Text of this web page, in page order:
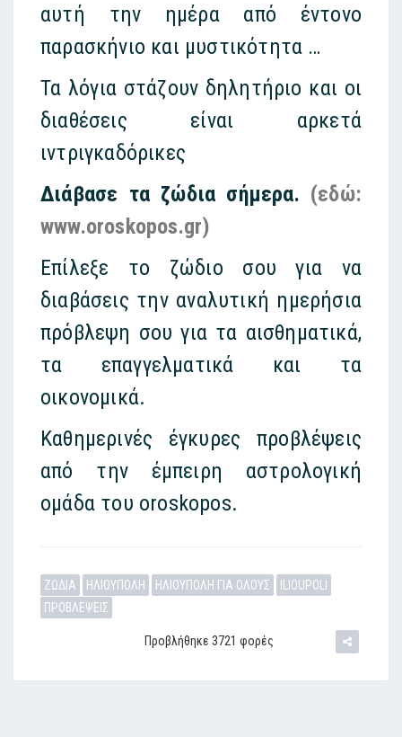
αυτή την ημέρα από έντονο
παρασκήνιο και μυστικότητα …
Τα λόγια στάζουν δηλητήριο και οι
διαθέσεις είναι αρκετά
ιντριγκαδόρικες
Διάβασε τα ζώδια σήμερα. (εδώ:
www.oroskopos.gr)
Επίλεξε το ζώδιο σου για να
διαβάσεις την αναλυτική ημερήσια
πρόβλεψη σου για τα αισθηματικά,
τα επαγγελματικά και τα
οικονομικά.
Καθημερινές έγκυρες προβλέψεις
από την έμπειρη αστρολογική
ομάδα του oroskopos.
ΖΩΔΙΑ ΗΛΙΟΥΠΟΛΗ ΗΛΙΟΥΠΟΛΗ ΓΙΑ ΟΛΟΥΣ
ILIOUPOLI
ΠΡΟΒΛΕΨΕΙΣ
Προβλήθηκε 3721 φορές